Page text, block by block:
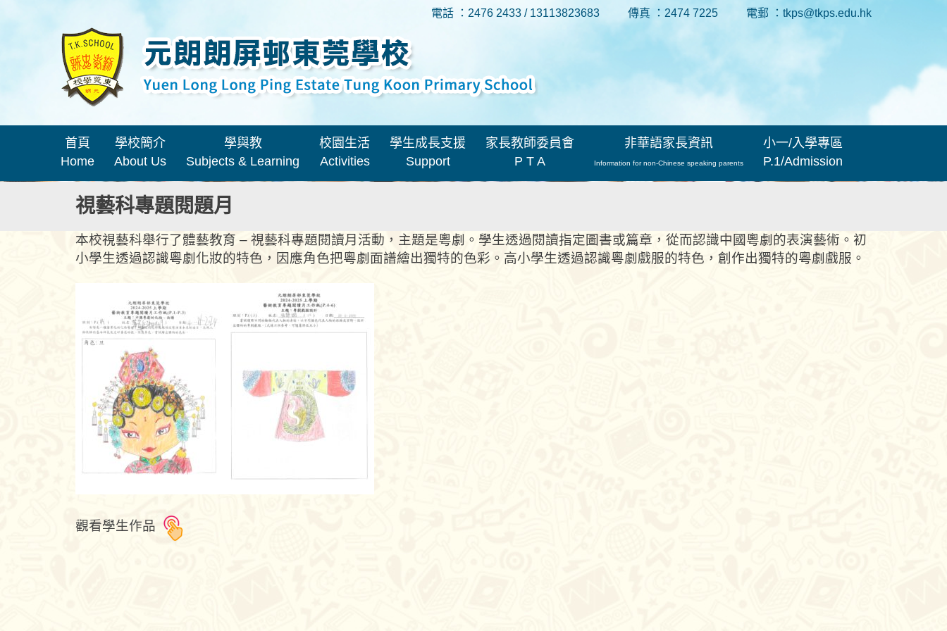
電話 ：2476 2433 / 13113823683 傳真 ：2474 7225 電郵 ：tkps@tkps.edu.hk
首頁
Home
學校簡介
About Us
學與教
Subjects & Learning
校園生活
Activities
學生成長支援
Support
家長教師委員會
P T A
非華語家長資訊
Information for non-Chinese speaking parents
小一/入學專區
P.1/Admission
視藝科專題閱題月
本校視藝科舉行了體藝教育 – 視藝科專題閱讀月活動，主題是粵劇。學生透過閱讀指定圖書或篇章，從而認識中國粵劇的表演藝術。初
小學生透過認識粵劇化妝的特色，因應角色把粵劇面譜繪出獨特的色彩。高小學生透過認識粵劇戲服的特色，創作出獨特的粵劇戲服。
觀看學生作品